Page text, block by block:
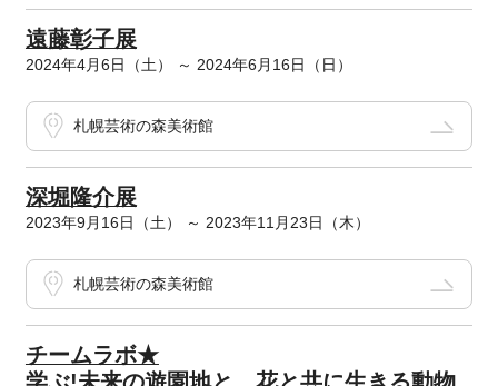
遠藤彰子展
2024年4月6日（土） ～ 2024年6月16日（日）
札幌芸術の森美術館
深堀隆介展
2023年9月16日（土） ～ 2023年11月23日（木）
札幌芸術の森美術館
チームラボ★